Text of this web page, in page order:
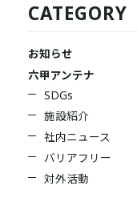
CATEGORY
お知らせ
六甲アンテナ
SDGs
施設紹介
社内ニュース
バリアフリー
対外活動